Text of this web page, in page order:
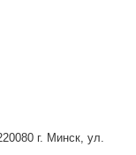
г. Минск, ул.